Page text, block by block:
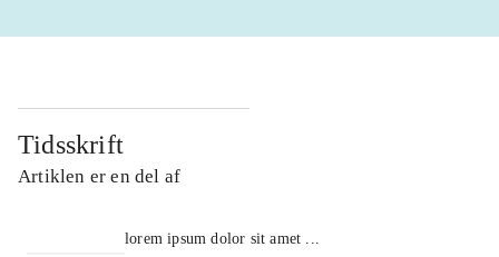
Tidsskrift
Artiklen er en del af
lorem ipsum dolor sit amet ...